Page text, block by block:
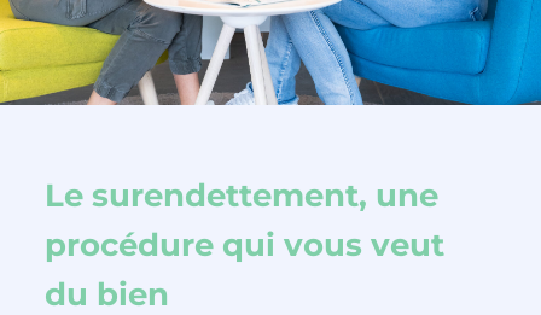
Le surendettement, une
procédure qui vous veut
du bien